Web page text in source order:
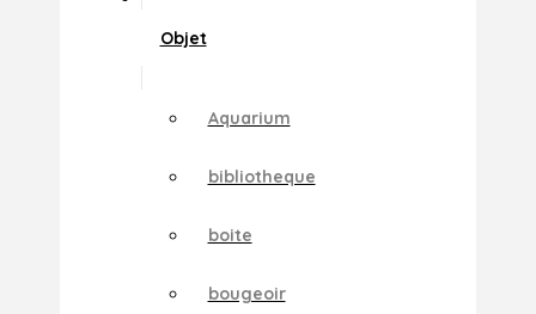
Objet
Aquarium
bibliotheque
boite
bougeoir